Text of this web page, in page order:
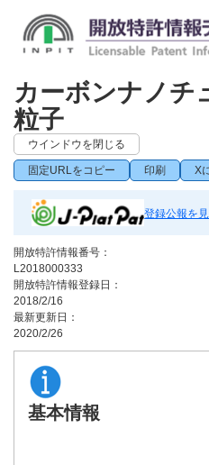
カーボンナノチ
粒子
ウインドウを閉じる
固定URLをコピー 印刷 X
登録公報を
開放特許情報番号：
L2018000333
開放特許情報登録日：
2018/2/16
最新更新日：
2020/2/26
基本情報